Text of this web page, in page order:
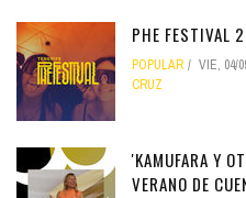
PHE FESTIVAL
POPULAR VIE, 04/
CRUZ
'KAMUFARA Y
VERANO DE